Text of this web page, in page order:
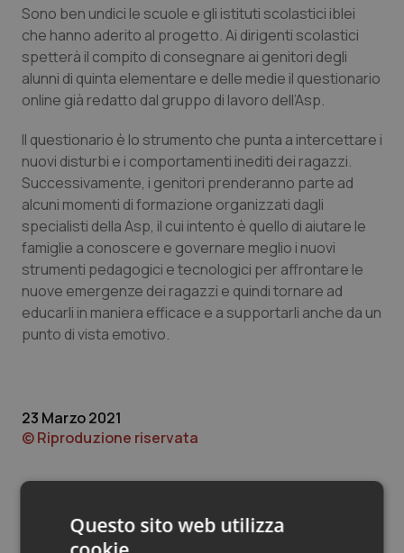
Sicilia
Toscana
Umbria
Valle D’Aosta
Veneto
Neuroscienze & patologie neurodegenerative
Obesità
Oftalmologia
Oncodermatologia
Oncoematologia
Oncologia & Nutrizione
Psoriasi & pelle
Quotidiano Cardiologia
Quotidiano Oncologia
Quotidiano Pediatria
Rene & patologie urogenitali
Sono ben undici le scuole e gli istituti scolastici iblei
che hanno aderito al progetto. Ai dirigenti scolastici
spetterà il compito di consegnare ai genitori degli
alunni di quinta elementare e delle medie il questionario
online già redatto dal gruppo di lavoro dell’Asp.
Il questionario è lo strumento che punta a intercettare i
nuovi disturbi e i comportamenti inediti dei ragazzi.
Successivamente, i genitori prenderanno parte ad
alcuni momenti di formazione organizzati dagli
specialisti della Asp, il cui intento è quello di aiutare le
famiglie a conoscere e governare meglio i nuovi
strumenti pedagogici e tecnologici per affrontare le
nuove emergenze dei ragazzi e quindi tornare ad
educarli in maniera efficace e a supportarli anche da un
punto di vista emotivo.
23 Marzo 2021
© Riproduzione riservata
Questo sito web utilizza